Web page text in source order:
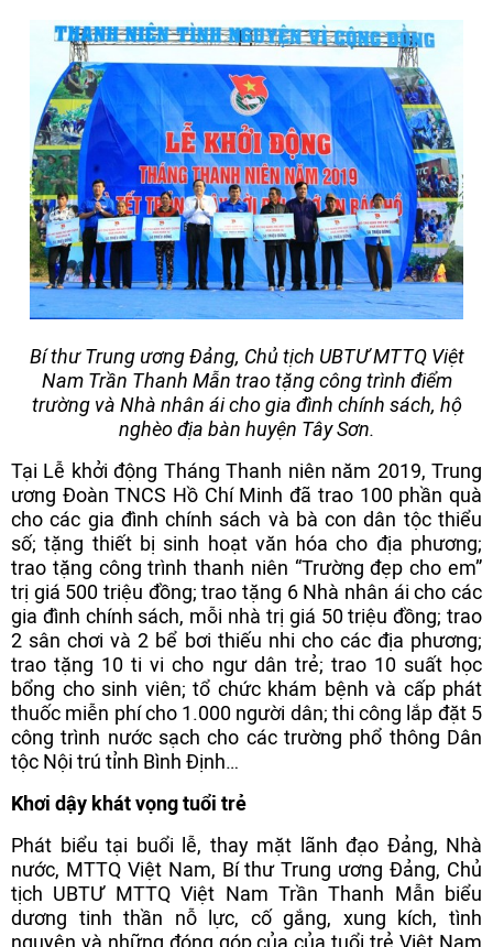
Bí thư Trung ương Đảng, Chủ tịch UBTƯ MTTQ Việt
Nam Trần Thanh Mẫn trao tặng công trình điểm
trường và Nhà nhân ái cho gia đình chính sách, hộ
nghèo địa bàn huyện Tây Sơn.
Tại Lễ khởi động Tháng Thanh niên năm 2019, Trung
ương Đoàn TNCS Hồ Chí Minh đã trao 100 phần quà
cho các gia đình chính sách và bà con dân tộc thiểu
số; tặng thiết bị sinh hoạt văn hóa cho địa phương;
trao tặng công trình thanh niên “Trường đẹp cho em”
trị giá 500 triệu đồng; trao tặng 6 Nhà nhân ái cho các
gia đình chính sách, mỗi nhà trị giá 50 triệu đồng; trao
2 sân chơi và 2 bể bơi thiếu nhi cho các địa phương;
trao tặng 10 ti vi cho ngư dân trẻ; trao 10 suất học
bổng cho sinh viên; tổ chức khám bệnh và cấp phát
thuốc miễn phí cho 1.000 người dân; thi công lắp đặt 5
công trình nước sạch cho các trường phổ thông Dân
tộc Nội trú tỉnh Bình Định…
Khơi dậy khát vọng tuổi trẻ
Phát biểu tại buổi lễ, thay mặt lãnh đạo Đảng, Nhà
nước, MTTQ Việt Nam, Bí thư Trung ương Đảng, Chủ
tịch UBTƯ MTTQ Việt Nam Trần Thanh Mẫn biểu
dương tinh thần nỗ lực, cố gắng, xung kích, tình
nguyện và những đóng góp của của tuổi trẻ Việt Nam